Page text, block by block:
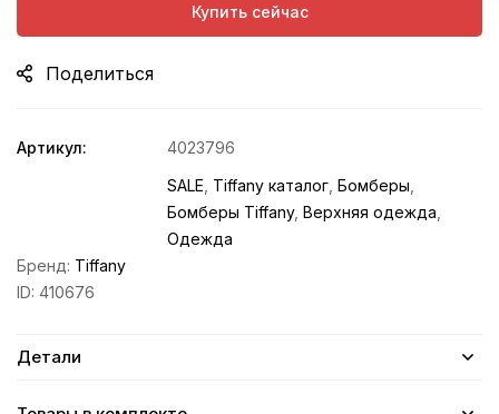
Купить сейчас
Поделиться
Артикул:
4023796
SALE Tiffany каталог Бомберы
Бомберы Tiffany, Верхняя одежда
Одежда
Бренд: Tiffany
ID: 410676
Детали